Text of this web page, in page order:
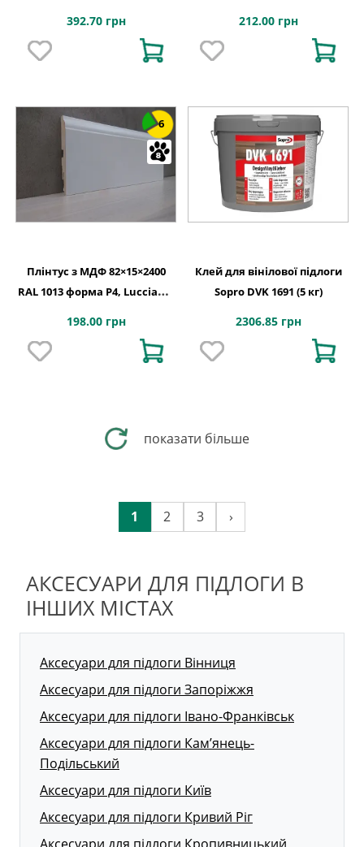
392.70 грн 212.00 грн
6
Плінтус з МДФ 82×15×2400
RAL 1013 форма P4, Lucciano,
198.00 грн
Клей для вінілової підлоги
Sopro DVK 1691 (5 кг)
2306.85 грн
показати більше
1 2 3 ›
АКСЕСУАРИ ДЛЯ ПІДЛОГИ В
ІНШИХ МІСТАХ
Аксесуари для підлоги Вінниця
Аксесуари для підлоги Запоріжжя
Аксесуари для підлоги Івано-Франківськ
Аксесуари для підлоги Кам’янець-
Подільський
Аксесуари для підлоги Київ
Аксесуари для підлоги Кривий Ріг